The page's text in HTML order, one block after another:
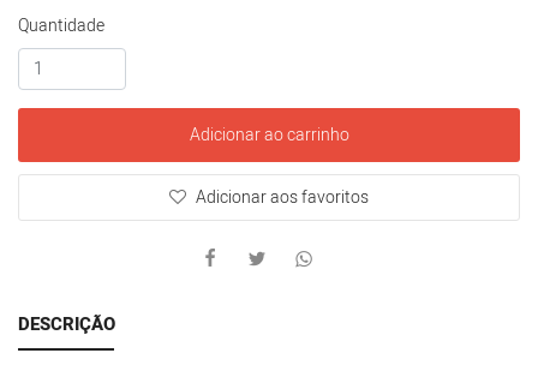
Quantidade
Adicionar ao carrinho
Adicionar aos favoritos
DESCRIÇÃO